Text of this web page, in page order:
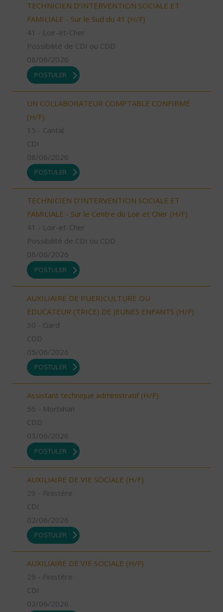
TECHNICIEN D’INTERVENTION SOCIALE ET
FAMILIALE - Sur le Sud du 41 (H/F)
41 - Loir-et-Cher
Possibilité de CDI ou CDD
08/06/2026
POSTULER
UN COLLABORATEUR COMPTABLE CONFIRMÉ
(H/F)
15 - Cantal
CDI
08/06/2026
POSTULER
TECHNICIEN D’INTERVENTION SOCIALE ET
FAMILIALE - Sur le Centre du Loir et Cher (H/F)
41 - Loir-et-Cher
Possibilité de CDI ou CDD
08/06/2026
POSTULER
AUXILIAIRE DE PUERICULTURE OU
EDUCATEUR (TRICE) DE JEUNES ENFANTS (H/F)
30 - Gard
CDD
05/06/2026
POSTULER
Assistant technique administratif (H/F)
56 - Morbihan
CDD
03/06/2026
POSTULER
AUXILIAIRE DE VIE SOCIALE (H/F)
29 - Finistère
CDI
02/06/2026
POSTULER
AUXILIAIRE DE VIE SOCIALE (H/F)
29 - Finistère
CDI
02/06/2026